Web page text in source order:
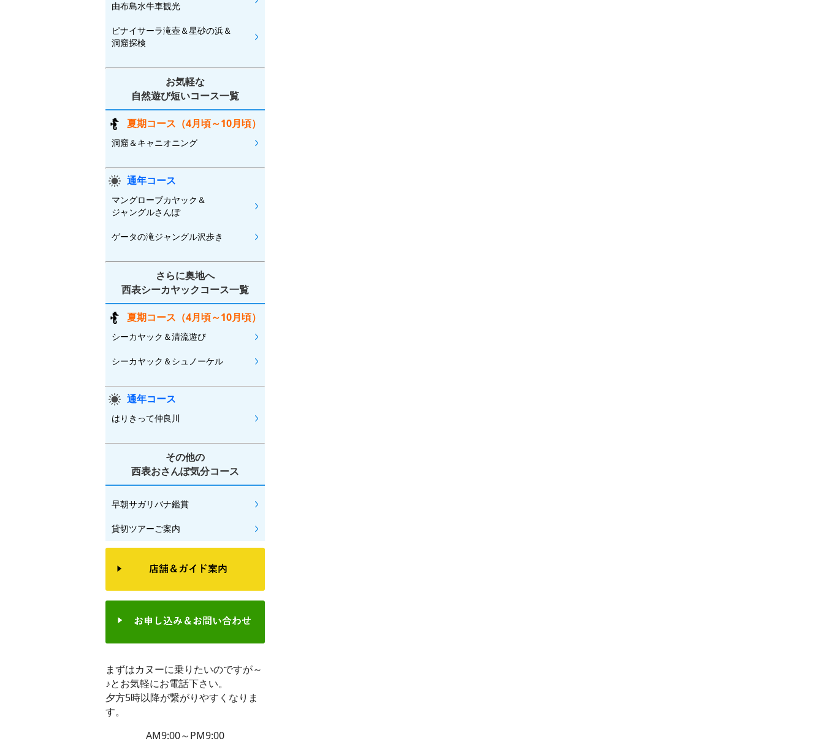
由布島水牛車観光
ピナイサーラ滝壺＆星砂の浜＆
洞窟探検
お気軽な
自然遊び短いコース一覧
夏期コース（4月頃～10月頃）
洞窟＆キャニオニング
通年コース
マングローブカヤック＆
ジャングルさんぽ
ゲータの滝ジャングル沢歩き
さらに奥地へ
西表シーカヤックコース一覧
夏期コース（4月頃～10月頃）
シーカヤック＆清流遊び
シーカヤック＆シュノーケル
通年コース
はりきって仲良川
その他の
西表おさんぽ気分コース
早朝サガリバナ鑑賞
貸切ツアーご案内
まずはカヌーに乗りたいのですが～
♪とお気軽にお電話下さい。
夕方5時以降が繋がりやすくなりま
す。
AM9:00～PM9:00